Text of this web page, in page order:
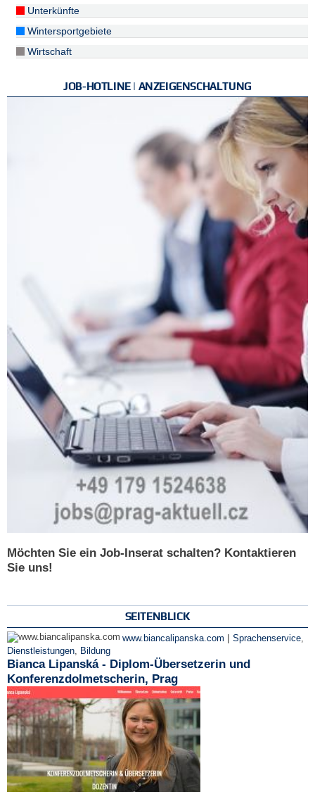
Unterkünfte
Wintersportgebiete
Wirtschaft
JOB-HOTLINE | ANZEIGENSCHALTUNG
Möchten Sie ein Job-Inserat schalten? Kontaktieren
Sie uns!
SEITENBLICK
www.biancalipanska.com | Sprachenservice,
Dienstleistungen, Bildung
Bianca Lipanská - Diplom-Übersetzerin und
Konferenzdolmetscherin, Prag